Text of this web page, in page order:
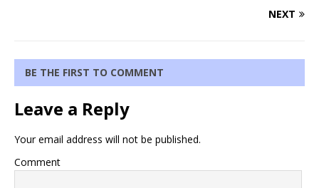
NEXT
BE THE FIRST TO COMMENT
Leave a Reply
Your email address will not be published.
Comment